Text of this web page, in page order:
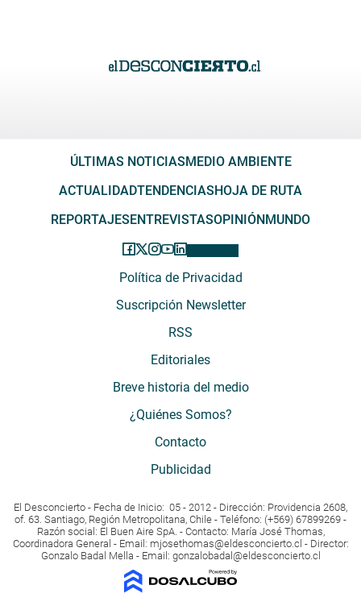
ÚLTIMAS NOTICIASMEDIO AMBIENTE
ACTUALIDADTENDENCIASHOJA DE RUTA
REPORTAJESENTREVISTASOPINIÓNMUNDO
Política de Privacidad
Suscripción Newsletter
RSS
Editoriales
Breve historia del medio
¿Quiénes Somos?
Contacto
Publicidad
El Desconcierto - Fecha de Inicio: 05 - 2012 - Dirección: Providencia 2608,
of. 63. Santiago, Región Metropolitana, Chile - Teléfono: (+569) 67899269 -
Razón social: El Buen Aire SpA. - Contacto: María José Thomas,
Coordinadora General - Email: mjosethomas@eldesconcierto.cl - Director:
Gonzalo Badal Mella - Email: gonzalobadal@eldesconcierto.cl